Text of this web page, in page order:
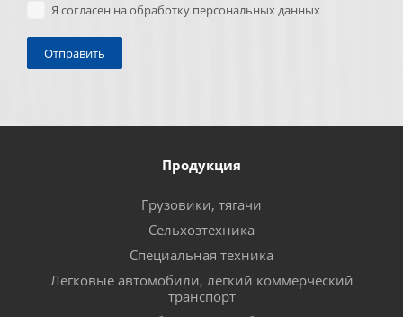
Я согласен на обработку персональных данных
Продукция
Грузовики, тягачи
Сельхозтехника
Специальная техника
Легковые автомобили, легкий коммерческий
транспорт